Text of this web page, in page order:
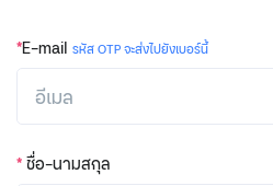
*E-mail รหัส OTP จะส่งไปยังเบอร์นี้
*ชื่อ-นามสกุล